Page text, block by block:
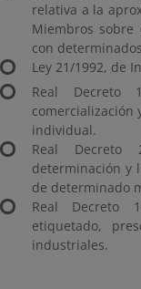
relativa a la
Miembros
con
Ley 21/1992, de
Real Decreto
individual.
Real Decreto
determinación y
de determinado
Real Decreto
etiquetado,
industriales.